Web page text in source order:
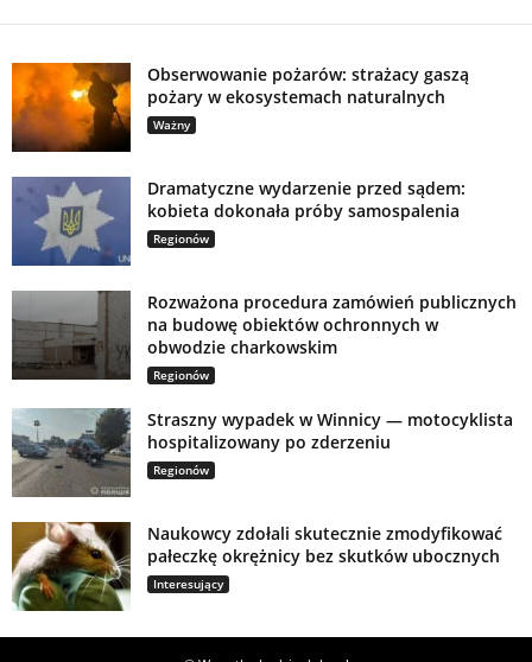
Obserwowanie pożarów: strażacy gaszą
pożary w ekosystemach naturalnych
Ważny
Dramatyczne wydarzenie przed sądem:
kobieta dokonała próby samospalenia
Regionów
Rozważona procedura zamówień publicznych
na budowę obiektów ochronnych w
obwodzie charkowskim
Regionów
Straszny wypadek w Winnicy — motocyklista
hospitalizowany po zderzeniu
Regionów
Naukowcy zdołali skutecznie zmodyfikować
pałeczkę okrężnicy bez skutków ubocznych
Interesujący